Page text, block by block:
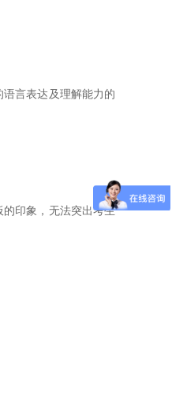
言表达及理解能力的
印象，无法突出考生